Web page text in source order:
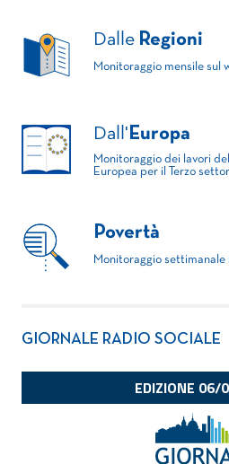
Dalle Regioni
Monitoraggio mensile sul
Dall' Europa
Monitoraggio dei lavori
Europea per il Terzo
Povertà
Monitoraggio
GIORNALE RADIO SOCIALE